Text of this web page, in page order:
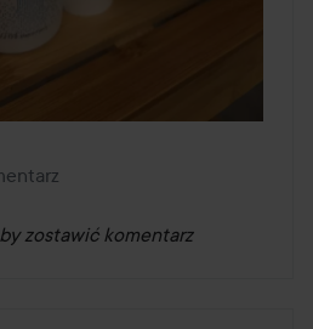
zostawić komentarz